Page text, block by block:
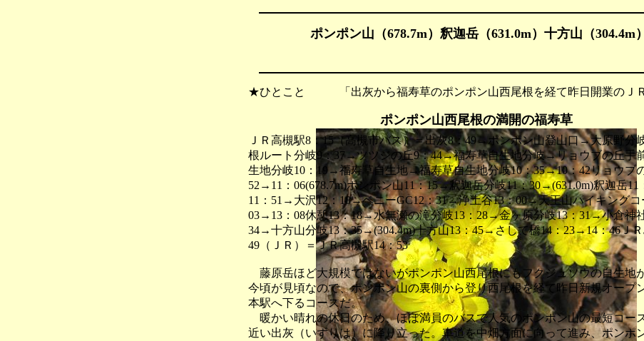
ポンポン山（678.7m）釈迦岳（631.0m）十方山（304.4m）
★ひとこと 「出灰から福寿草のポンポン山西尾根を経て昨日開業のＪＲ
ポンポン山西尾根の満開の福寿草
ＪＲ高槻駅8：15（高槻市バス）＝出灰8：49→ポンポン山登山口→大原野分
根ルート分岐9：37→ツツジの丘9：44→福寿草自生地分岐→リョウブの丘手
生地分岐10：19→福寿草自生地→福寿草自生地分岐10：35→10：42リョウブの
52→11：06(678.7m)ポンポン山11：15→釈迦岳分岐11：30→(631.0m)釈迦岳
11：51→大沢12：18→ベニーGC12：31→浄土谷13：00→天王山ハイキングコ
03→13：08休憩13：18→水無瀬の滝分岐13：28→金ヶ原分岐13：31→小倉神社
34→十方山分岐13：35→(304.4m)十方山13：45→さして橋14：23→14：46ＪＲ
49（ＪＲ）＝ＪＲ高槻駅14：53
藤原岳ほど大規模ではないがポンポン山西尾根にもフクジュソウの自生地
今頃が見頃なので、ポンポン山の裏側から登り西尾根を経て昨日新規オープ
本駅へ下るコースだ。
暖かい晴れの休日のため、ほぼ満員のバスで人気のポンポン山の最短コー
近い出灰（いずりは）に降り立った。車道を中畑方面に向って進み、ポンポ